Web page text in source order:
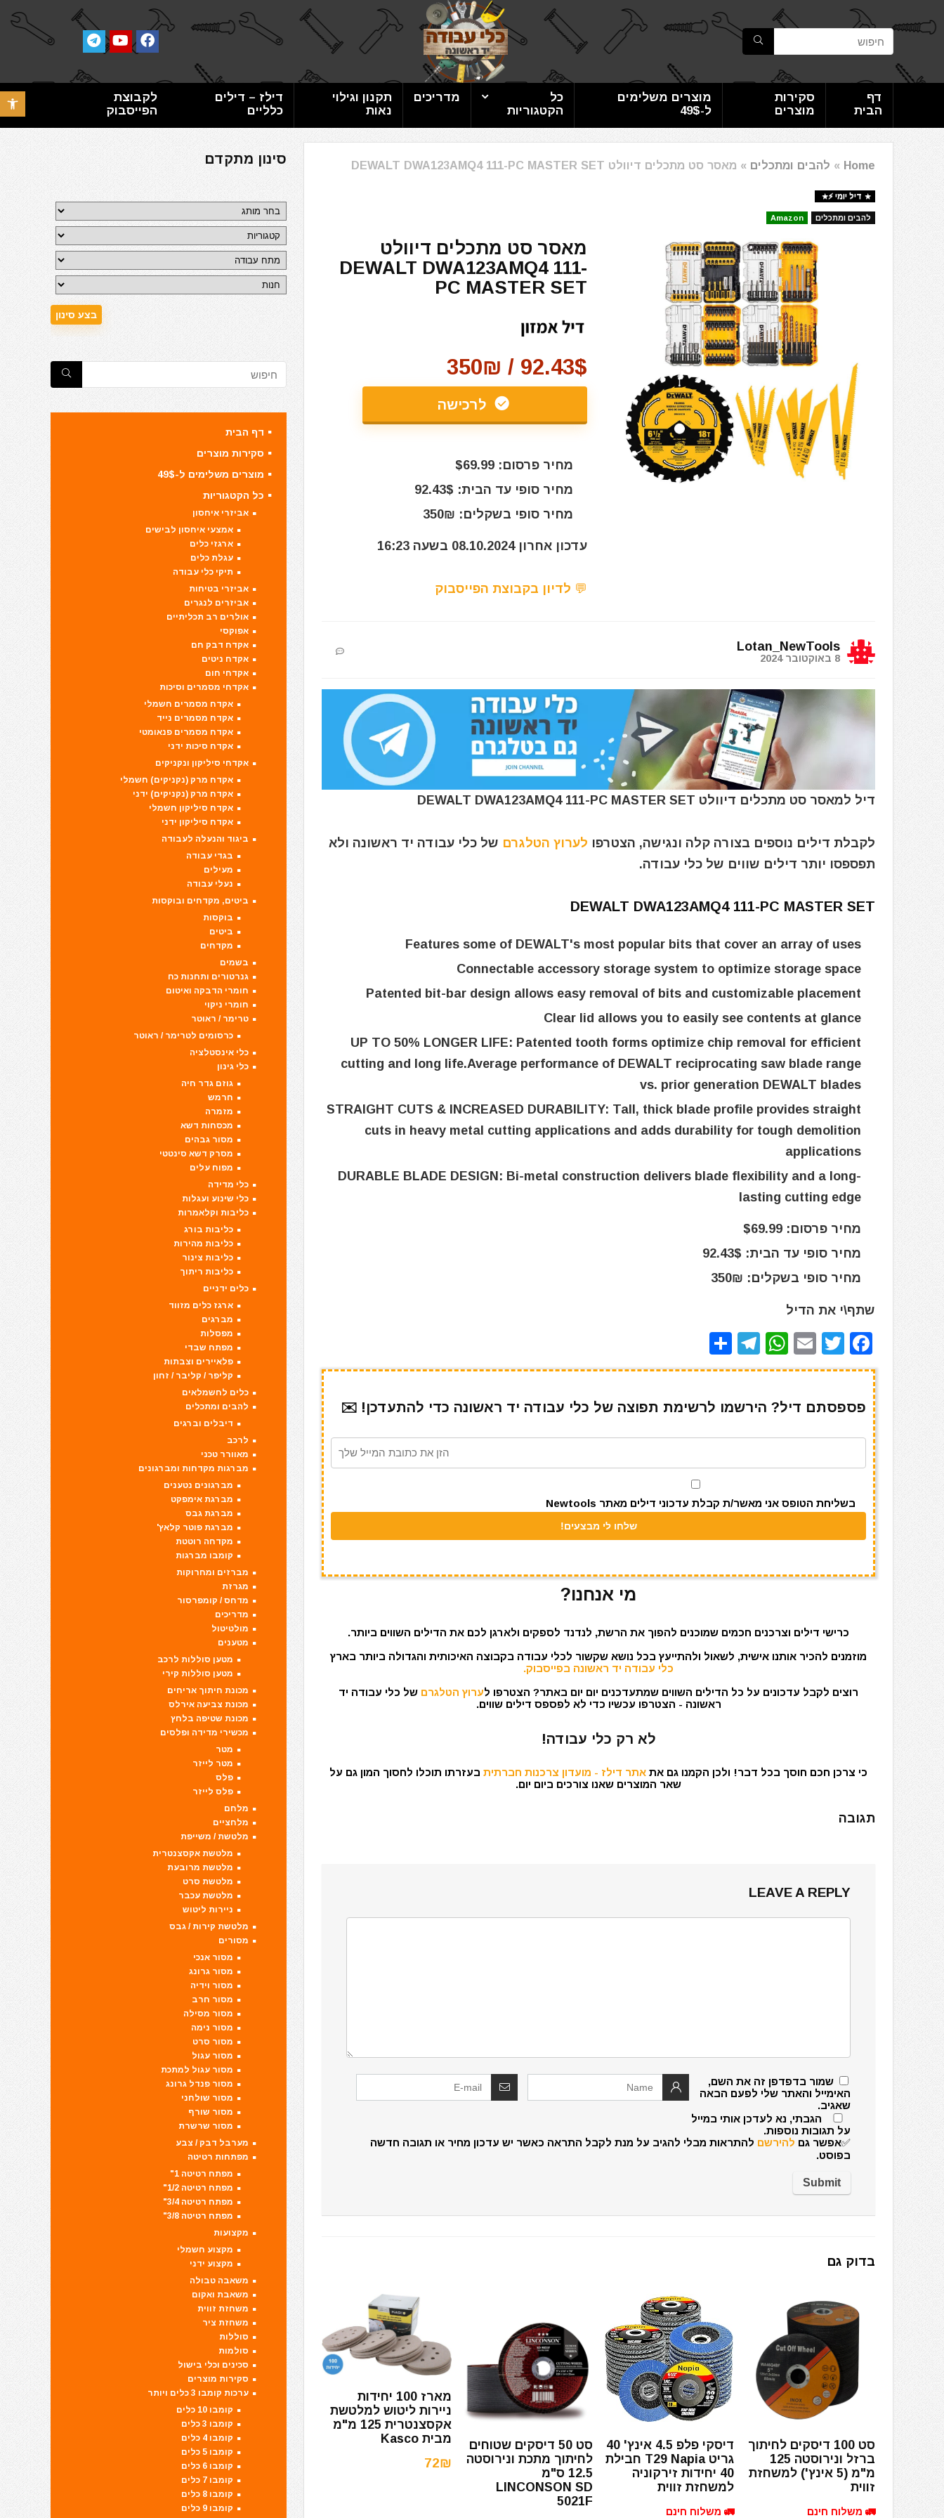
פתח
דף
הבית
סקירות
מוצרים
מוצרים משלימים
ל-49$
כל
הקטגוריות
מדריכים
תקנון וגילוי
נאות
דילז – דילים
כלליים
לקבוצת
הפייסבוק
Home
» להבים ומתכלים » מאסר סט מתכלים דיוולט DEWALT DWA123AMQ4 111-PC MASTER SET
דיל יומי ⚡️
להבים ומתכלים Amazon
מאסר סט מתכלים דיוולט
DEWALT DWA123AMQ4 111-
PC MASTER SET
92.43$ / 350₪
לרכישה
מחיר פרסום: $69.99
מחיר סופי עד הבית: 92.43$
מחיר סופי בשקלים: 350₪
עדכון אחרון 08.10.2024 בשעה 16:23
💬 לדיון בקבוצת הפייסבוק
Lotan_NewTools
8 באוקטובר 2024
דיל למאסר סט מתכלים דיוולט DEWALT DWA123AMQ4 111-PC MASTER SET
לקבלת דילים נוספים בצורה קלה ונגישה, הצטרפו לערוץ הטלגרם של כלי עבודה יד ראשונה ולא
תפספסו יותר דילים שווים של כלי עבודה.
DEWALT DWA123AMQ4 111-PC MASTER SET
Features some of DEWALT's most popular bits that cover an array of uses
Connectable accessory storage system to optimize storage space
Patented bit-bar design allows easy removal of bits and customizable placement
Clear lid allows you to easily see contents at glance
UP TO 50% LONGER LIFE: Patented tooth forms optimize chip removal for efficient
cutting and long life.Average performance of DEWALT reciprocating saw blade range
vs. prior generation DEWALT blades
STRAIGHT CUTS & INCREASED DURABILITY: Tall, thick blade profile provides straight
cuts in heavy metal cutting applications and adds durability for tough demolition
applications
DURABLE BLADE DESIGN: Bi-metal construction delivers blade flexibility and a long-
lasting cutting edge
מחיר פרסום: $69.99
מחיר סופי עד הבית: 92.43$
מחיר סופי בשקלים: 350₪
שתף\י את הדיל
F
a
e
b
k
T
w
te
r
E
m
l
W
h
s
A
T
el
gr
a
h
e
פספסתם דיל? הירשמו לרשימת תפוצה של כלי עבודה יד ראשונה כדי להתעדכן! ✉️
בשליחת הטופס אני מאשר/ת קבלת עדכוני דילים מאתר Newtools
מי אנחנו?
כרישי דילים וצרכנים חכמים שמוכנים להפוך את הרשת, לנדנד לספקים ולארגן לכם את הדילים השווים ביותר.
מוזמנים להכיר אותנו אישית, לשאול ולהתייעץ בכל נושא שקשור לכלי עבודה בקבוצה האיכותית והגדולה ביותר בארץ
כלי עבודה יד ראשונה בפייסבוק.
רוצים לקבל עדכונים על כל הדילים השווים שמתעדכנים יום יום באתר? הצטרפו לערוץ הטלגרם של כלי עבודה יד
ראשונה - הצטרפו עכשיו כדי לא לפספס דילים שווים.
לא רק כלי עבודה!
כי צרכן חכם חוסך בכל דבר! ולכן הקמנו גם את אתר דילז - מועדון צרכנות חברתית בעזרתו תוכלו לחסוך המון גם על
שאר המוצרים שאנו צורכים ביום יום.
תגובה
LEAVE A REPLY
שמור בדפדפן זה את השם,
האימייל והאתר שלי לפעם הבאה
שאגיב.
הגבתי, נא לעדכן אותי במייל
על תגובות נוספות.
✅אפשר גם להירשם להתראות מבלי להגיב על מנת לקבל התראה כאשר יש עדכון מחיר או תגובה חדשה
בפוסט.
בדוק גם
סט 100 דיסקים לחיתוך
ברזל ונירוסטה 125
מ"מ (5 אינץ') למשחזת
זווית
🚛 משלוח חינם
דיסקי פלפ 4.5 אינץ' 40
גריט T29 Napia חבילת
40 יחידות זירקוניה
למשחזת זווית
🚛 משלוח חינם
סט 50 דיסקים שטוחים
לחיתוך מתכת ונירוסטה
12.5 ס"מ
LINCONSON SD
5021F
מארז 100 יחידות
ניירות ליטוש למלטשת
אקסצנטרית 125 מ"מ
מבית Kasco
72₪
סינון מתקדם
דף הבית
סקירות מוצרים
מוצרים משלימים ל-49$
כל הקטגוריות
אביזרי איחסון
אמצעי איחסון לבישים
ארגזי כלים
עגלת כלים
תיקי כלי עבודה
אביזרי בטיחות
אביזרים לנגרים
אולרים רב תכליתיים
אפוקסי
אקדח דבק חם
אקדח ניטים
אקדחי חום
אקדחי מסמרים וסיכות
אקדח מסמרים חשמלי
אקדח מסמרים נייד
אקדח מסמרים פנאומטי
אקדח סיכות ידני
אקדחי סיליקון ונקניקים
אקדח מרק (נקניקים) חשמלי
אקדח מרק (נקניקים) ידני
אקדח סיליקון חשמלי
אקדח סיליקון ידני
ביגוד והנעלה לעבודה
בגדי עבודה
מעילים
נעלי עבודה
ביטים, מקדחים ובוקסות
בוקסות
ביטים
מקדחים
בשמים
גנרטורים ותחנות כח
חומרי הדבקה ואיטום
חומרי ניקוי
טרימר / ראוטר
כרסומים לטרימר / ראוטר
כלי אינסטלציה
כלי גינון
גוזם גדר חיה
חרמש
מזמרה
מכסחות דשא
מסור גבהים
מסרק דשא סינטטי
מפוח עלים
כלי מדידה
כלי שינוע ועגלות
כליבות וקלאמרות
כליבות בורג
כליבות מהירות
כליבות צינור
כליבות ריתוך
כלים ידניים
ארגז כלים מזווד
מברגים
מפסלות
מפתח שבדי
פלאיירים וצבתות
קליפר / קליבר / זחון
כלים לחשמלאים
להבים ומתכלים
דיבלים וברגים
לרכב
מאוורר טכני
מברגות מקדחות ומברגונים
מברגונים נטענים
מברגת אימפקט
מברגת גבס
מברגת פוטר קלאץ'
מקדחה רוטטת
קומבו מברגות
מברזים ומחרוקות
מגרזת
מדחס / קומפרסור
מדריכים
מולטיטול
מטענים
מטען סוללות לרכב
מטען סוללות קירי
מכונת חיתוך אריחים
מכונת צביעה אירלס
מכונת שטיפה בלחץ
מכשירי מדידה ופלסים
מטר
מטר לייזר
פלס
פלס לייזר
מלחם
מלחציים
מלטשת / משייפת
מלטשת אקסצנטרית
מלטשת מרובעת
מלטשת סרט
מלטשת עכבר
ניירות ליטוש
מלטשת קירות / גבס
מסורים
מסור אנכי
מסור גרונג
מסור וידיה
מסור חרב
מסור מסילה
מסור נימה
מסור סרט
מסור עגול
מסור עגול למתכת
מסור פנדל גרונג
מסור שולחני
מסור שורף
מסור שרשרת
מערבל דבק / צבע
מפתחות רטיטה
מפתח רטיטה 1"
מפתח רטיטה 1/2"
מפתח רטיטה 3/4"
מפתח רטיטה 3/8"
מקצועות
מקצוע חשמלי
מקצוע ידני
משאבה טבולה
משאבת ואקום
משחזת זווית
משחזת ציר
סוללות
סולמות
סכינים וכלי בישול
סקירות מוצרים
ערכות קומבו 3 כלים ויותר
קומבו 10 כלים
קומבו 3 כלים
קומבו 4 כלים
קומבו 5 כלים
קומבו 6 כלים
קומבו 7 כלים
קומבו 8 כלים
קומבו 9 כלים